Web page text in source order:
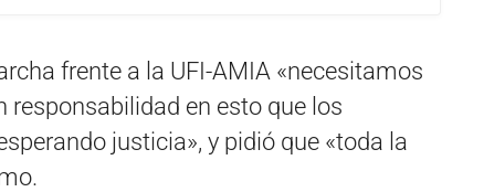
frente a la UFI-AMIA «necesitamos
en esto que los
justicia», y pidió que «toda la